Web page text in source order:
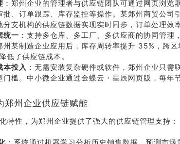
：郑州企业的管理者与供应链团队可通过网页浏览
批、订单跟踪、库存监控等操作。某郑州商贸公司
分支机构的供应链数据实现实时同步，订单处理效
统一 ：支持多仓库、多工厂、多供应商的协同管理
州某制造企业应用后，库存周转率提升 35%，跨
低了供应链成本。
本投入 ：无需安装复杂硬件或软件，郑州企业只需
门槛。中小微企业通过金蝶云・星辰网页版，每年
郑州企业供应链赋能
特性，为郑州企业提供了强大的供应链管理支持：